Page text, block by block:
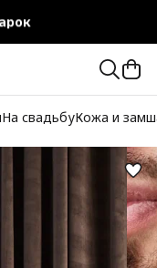
от 10 000 руб.
На свадьбуКожа и